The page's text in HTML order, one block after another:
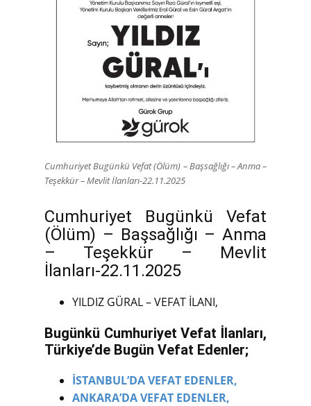
Cumhuriyet Bugünkü Vefat (Ölüm) – Başsağlığı – Anma –
Teşekkür – Mevlit İlanları-22.11.2025
Cumhuriyet Bugünkü Vefat
(Ölüm) – Başsağlığı – Anma
– Teşekkür – Mevlit
İlanları-22.11.2025
YILDIZ GÜRAL – VEFAT İLANI,
Bugünkü Cumhuriyet Vefat İlanları,
Türkiye’de Bugün Vefat Edenler;
İSTANBUL’DA VEFAT EDENLER,
ANKARA’DA VEFAT EDENLER,